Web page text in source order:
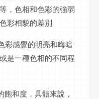
，色相和色彩的強弱
彩相貌的差別
彩感覺的明亮和晦暗
是一種色相的不同程
飽和度，具體來說，